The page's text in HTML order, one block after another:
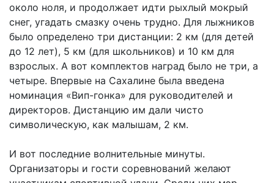
около ноля, и продолжает идти рыхлый мокрый
снег, угадать смазку очень трудно. Для лыжников
было определено три дистанции: 2 км (для детей
до 12 лет), 5 км (для школьников) и 10 км для
взрослых. А вот комплектов наград было не три, а
четыре. Впервые на Сахалине была введена
номинация «Вип-гонка» для руководителей и
директоров. Дистанцию им дали чисто
символическую, как малышам, 2 км.
И вот последние волнительные минуты.
Организаторы и гости соревнований желают